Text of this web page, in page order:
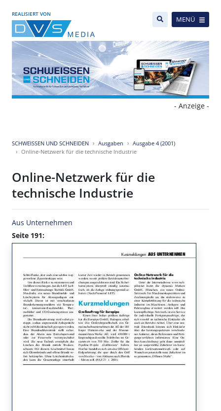
REALISIERT VON
MENÜ
- Anzeige -
SCHWEISSEN UND SCHNEIDEN Ausgaben
Ausgabe 4 (2001)
Online-Netzwerk für die technische Industrie
Online-Netzwerk für die
technische Industrie
Aus Unternehmen
Seite 191: